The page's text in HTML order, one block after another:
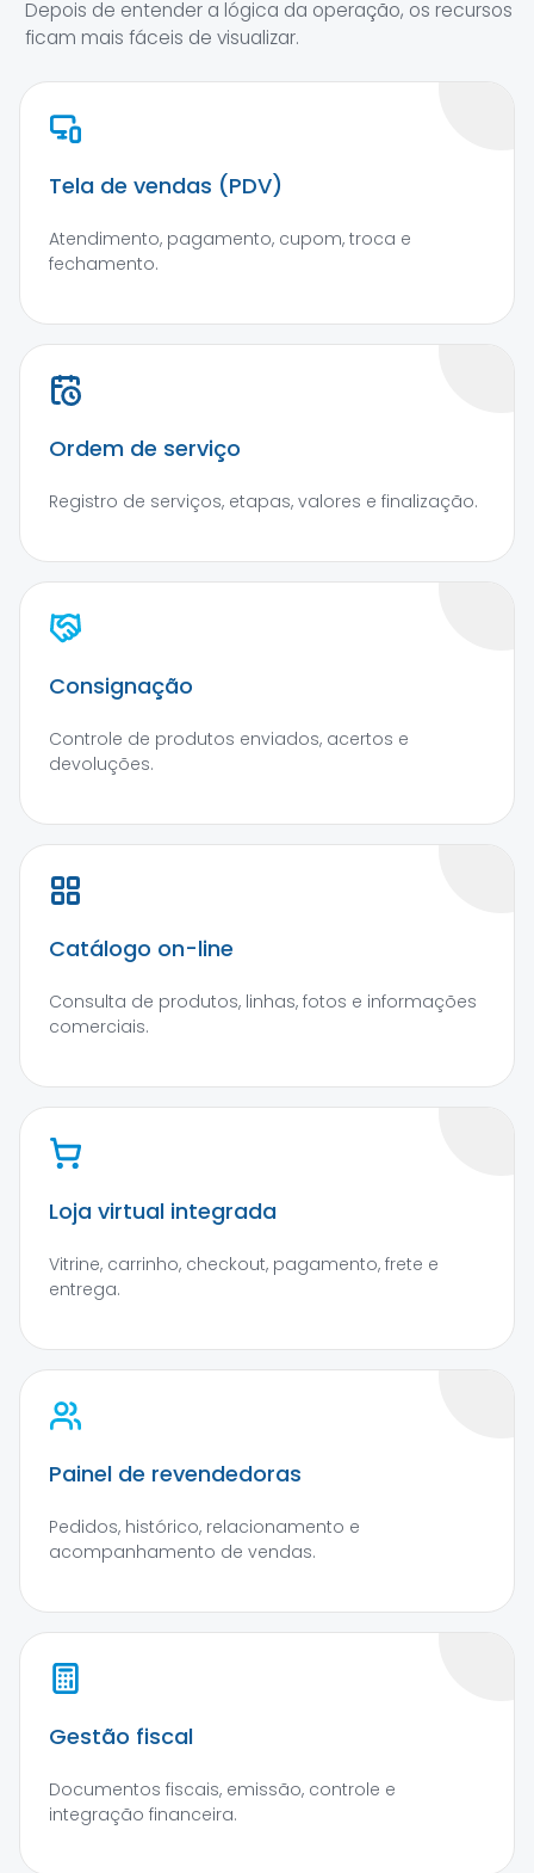
Depois de entender a lógica da operação, os recursos
ficam mais fáceis de visualizar.
Tela de vendas (PDV)
Atendimento, pagamento, cupom, troca e
fechamento.
Ordem de serviço
Registro de serviços, etapas, valores e finalização.
Consignação
Controle de produtos enviados, acertos e
devoluções.
Catálogo on-line
Consulta de produtos, linhas, fotos e informações
comerciais.
Loja virtual integrada
Vitrine, carrinho, checkout, pagamento, frete e
entrega.
Painel de revendedoras
Pedidos, histórico, relacionamento e
acompanhamento de vendas.
Gestão fiscal
Documentos fiscais, emissão, controle e
integração financeira.